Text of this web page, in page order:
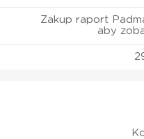
Zakup raport
aby